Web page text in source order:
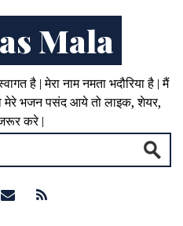
Mala
है | मेरा नाम नमता भदौरिया है | मैं
मेरे भजन पसंद आये तो लाइक, शेयर,
करे |